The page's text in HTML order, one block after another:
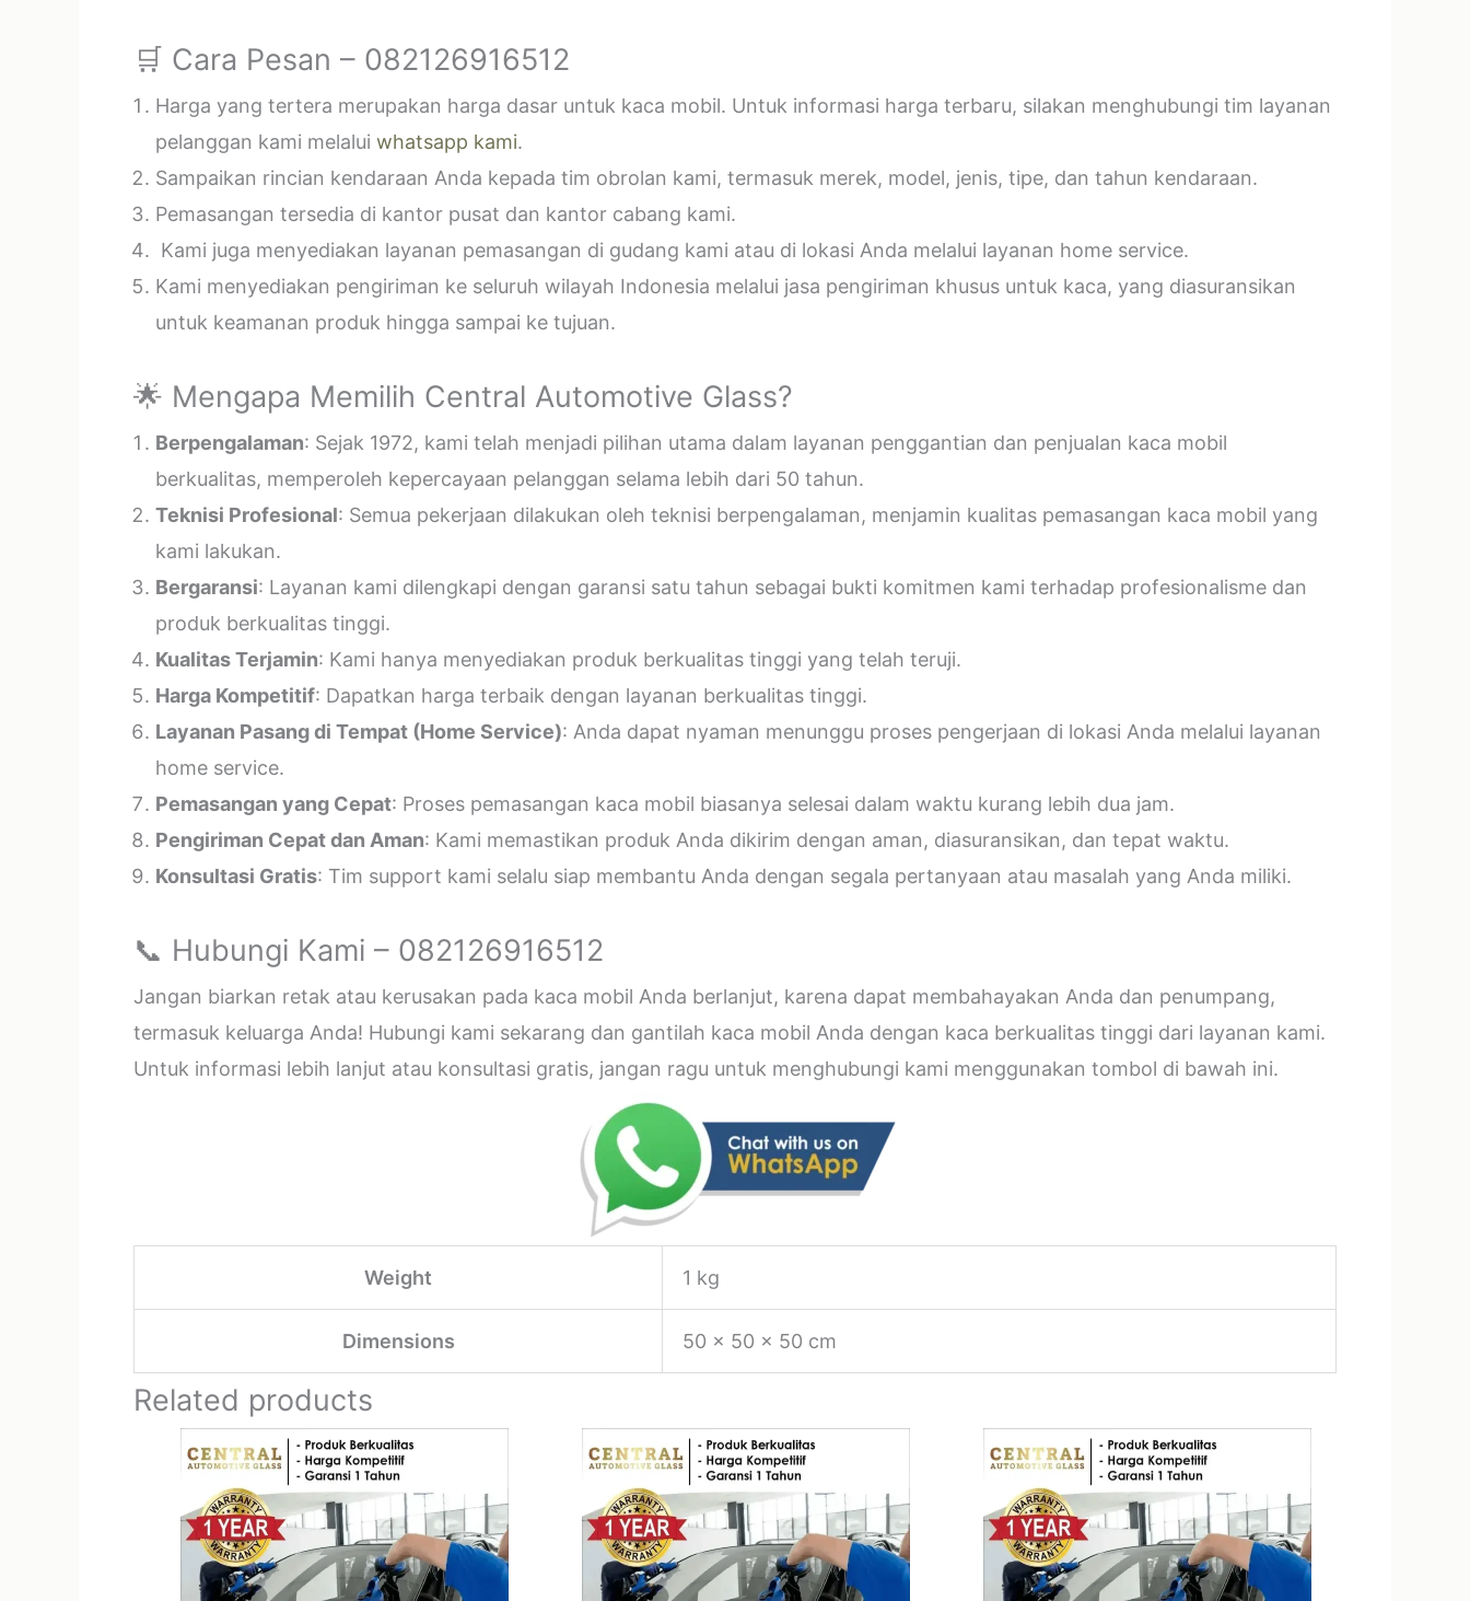
🛒 Cara Pesan – 082126916512
Harga yang tertera merupakan harga dasar untuk kaca mobil. Untuk informasi harga terbaru, silakan menghubungi tim layanan
pelanggan kami melalui whatsapp kami.
Sampaikan rincian kendaraan Anda kepada tim obrolan kami, termasuk merek, model, jenis, tipe, dan tahun kendaraan.
Pemasangan tersedia di kantor pusat dan kantor cabang kami.
Kami juga menyediakan layanan pemasangan di gudang kami atau di lokasi Anda melalui layanan home service.
Kami menyediakan pengiriman ke seluruh wilayah Indonesia melalui jasa pengiriman khusus untuk kaca, yang diasuransikan
untuk keamanan produk hingga sampai ke tujuan.
🌟 Mengapa Memilih Central Automotive Glass?
Berpengalaman: Sejak 1972, kami telah menjadi pilihan utama dalam layanan penggantian dan penjualan kaca mobil
berkualitas, memperoleh kepercayaan pelanggan selama lebih dari 50 tahun.
Teknisi Profesional: Semua pekerjaan dilakukan oleh teknisi berpengalaman, menjamin kualitas pemasangan kaca mobil yang
kami lakukan.
Bergaransi: Layanan kami dilengkapi dengan garansi satu tahun sebagai bukti komitmen kami terhadap profesionalisme dan
produk berkualitas tinggi.
Kualitas Terjamin: Kami hanya menyediakan produk berkualitas tinggi yang telah teruji.
Harga Kompetitif: Dapatkan harga terbaik dengan layanan berkualitas tinggi.
Layanan Pasang di Tempat (Home Service): Anda dapat nyaman menunggu proses pengerjaan di lokasi Anda melalui layanan
home service.
Pemasangan yang Cepat: Proses pemasangan kaca mobil biasanya selesai dalam waktu kurang lebih dua jam.
Pengiriman Cepat dan Aman: Kami memastikan produk Anda dikirim dengan aman, diasuransikan, dan tepat waktu.
Konsultasi Gratis: Tim support kami selalu siap membantu Anda dengan segala pertanyaan atau masalah yang Anda miliki.
📞 Hubungi Kami – 082126916512
Jangan biarkan retak atau kerusakan pada kaca mobil Anda berlanjut, karena dapat membahayakan Anda dan penumpang,
termasuk keluarga Anda! Hubungi kami sekarang dan gantilah kaca mobil Anda dengan kaca berkualitas tinggi dari layanan kami.
Untuk informasi lebih lanjut atau konsultasi gratis, jangan ragu untuk menghubungi kami menggunakan tombol di bawah ini.
Weight 1 kg
Dimensions 50 × 50 × 50 cm
Related products